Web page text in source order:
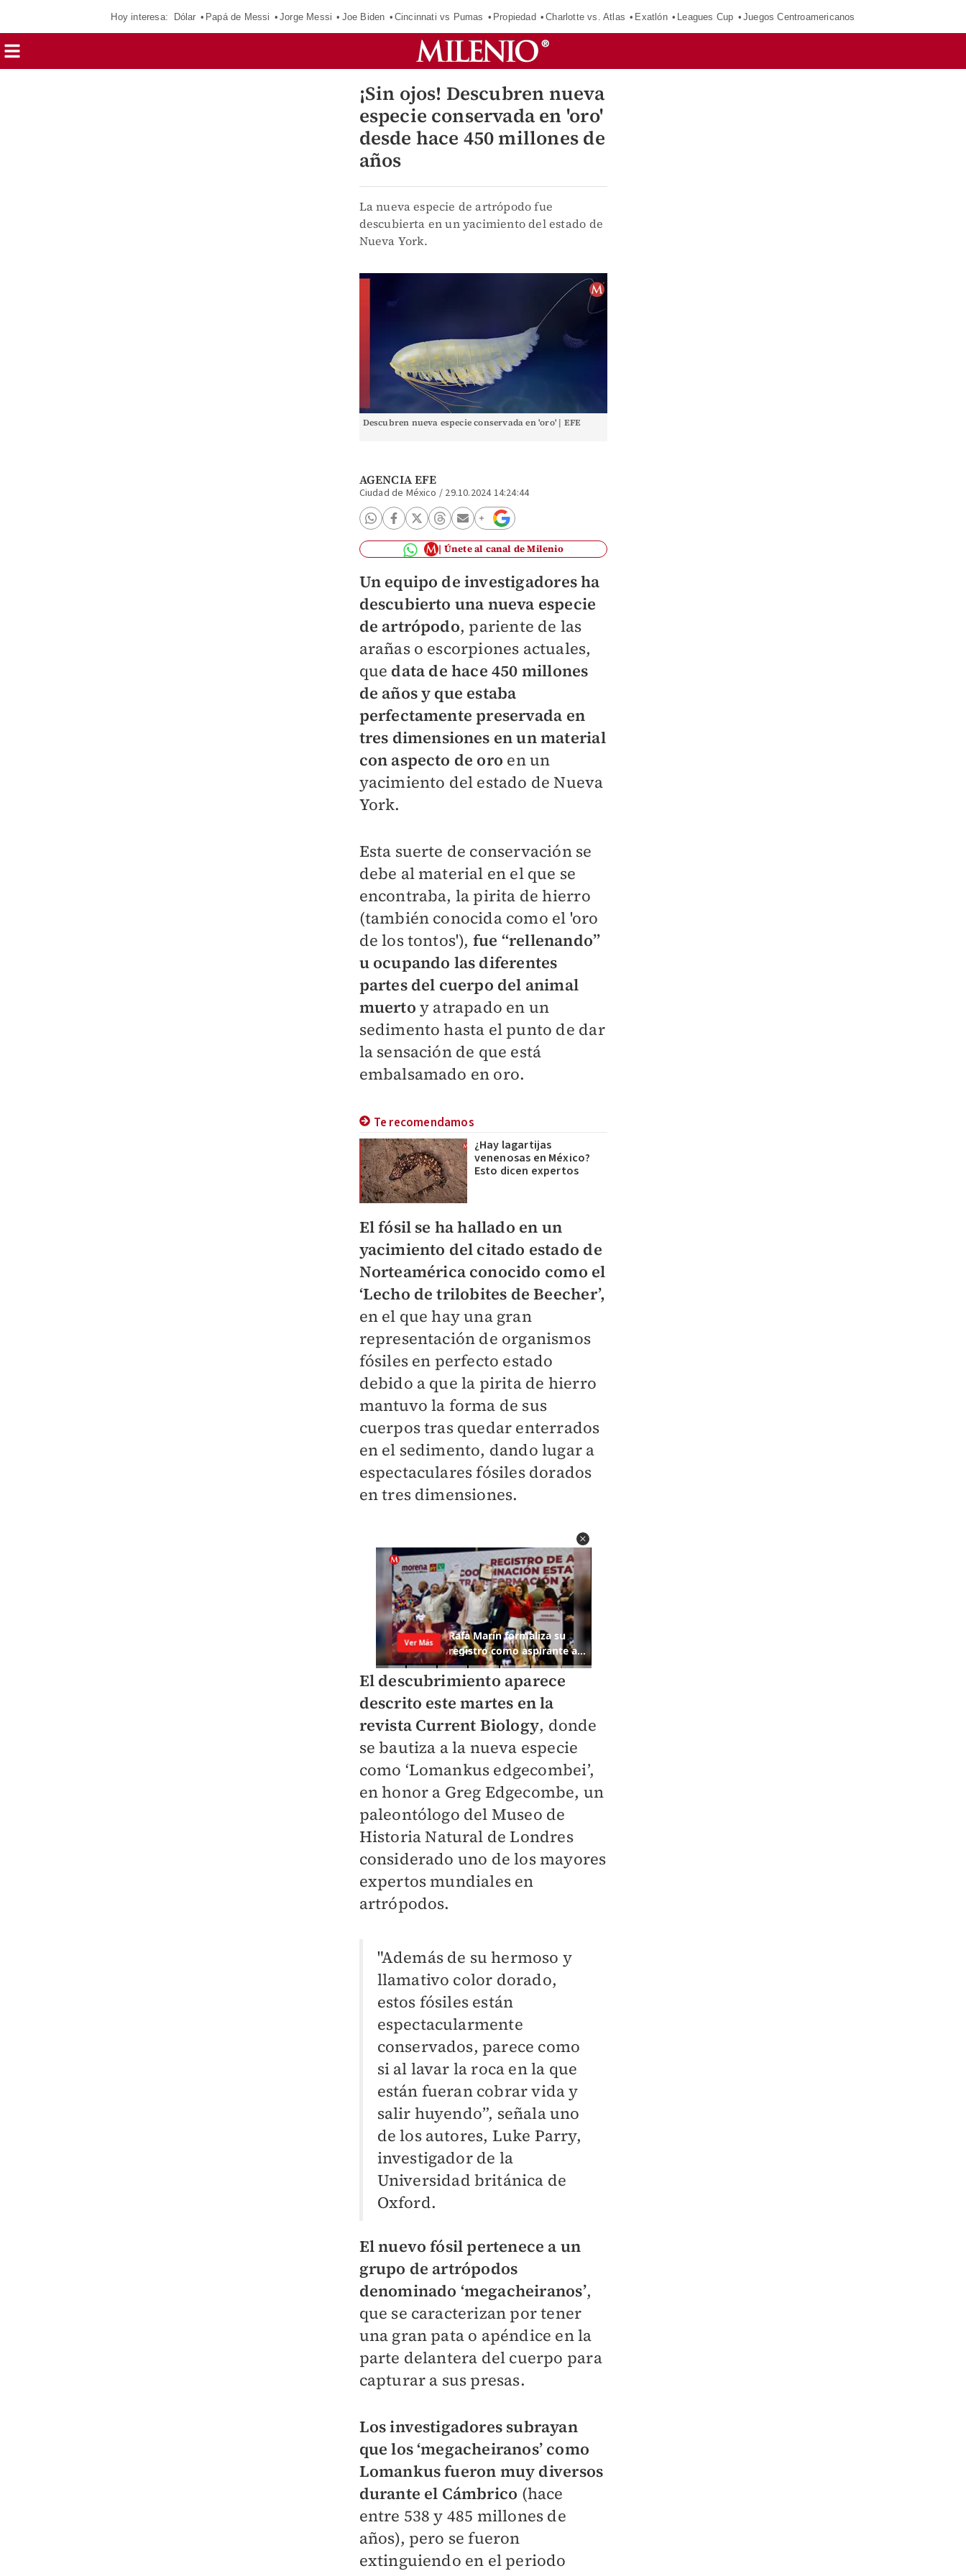
Hoy interesa: Dólar Papá de Messi Jorge Messi Joe Biden Cincinnati vs Pumas Propiedad Charlotte vs. Atlas Exatlón Leagues Cup Juegos Centroamericanos
¡Sin ojos! Descubren nueva
especie conservada en 'oro'
desde hace 450 millones de
años
La nueva especie de artrópodo fue
descubierta en un yacimiento del estado de
Nueva York.
Descubren nueva especie conservada en 'oro' | EFE
AGENCIA EFE
Ciudad de México / 29.10.2024 14:24:44
Únete al canal de Milenio
Un equipo de investigadores ha
descubierto una nueva especie
de artrópodo, pariente de las
arañas o escorpiones actuales,
que data de hace 450 millones
de años y que estaba
perfectamente preservada en
tres dimensiones en un material
con aspecto de oro en un
yacimiento del estado de Nueva
York.
Esta suerte de conservación se
debe al material en el que se
encontraba, la pirita de hierro
(también conocida como el 'oro
de los tontos'), fue “rellenando”
u ocupando las diferentes
partes del cuerpo del animal
muerto y atrapado en un
sedimento hasta el punto de dar
la sensación de que está
embalsamado en oro.
Te recomendamos
¿Hay lagartijas
venenosas en México?
Esto dicen expertos
El fósil se ha hallado en un
yacimiento del citado estado de
Norteamérica conocido como el
‘Lecho de trilobites de Beecher’,
en el que hay una gran
representación de organismos
fósiles en perfecto estado
debido a que la pirita de hierro
mantuvo la forma de sus
cuerpos tras quedar enterrados
en el sedimento, dando lugar a
espectaculares fósiles dorados
en tres dimensiones.
El descubrimiento aparece
descrito este martes en la
revista Current Biology, donde
se bautiza a la nueva especie
como ‘Lomankus edgecombei’,
en honor a Greg Edgecombe, un
paleontólogo del Museo de
Historia Natural de Londres
considerado uno de los mayores
expertos mundiales en
artrópodos.
"Además de su hermoso y
llamativo color dorado,
estos fósiles están
espectacularmente
conservados, parece como
si al lavar la roca en la que
están fueran cobrar vida y
salir huyendo”, señala uno
de los autores, Luke Parry,
investigador de la
Universidad británica de
Oxford.
El nuevo fósil pertenece a un
grupo de artrópodos
denominado ‘megacheiranos’,
que se caracterizan por tener
una gran pata o apéndice en la
parte delantera del cuerpo para
capturar a sus presas.
Los investigadores subrayan
que los ‘megacheiranos’ como
Lomankus fueron muy diversos
durante el Cámbrico (hace
entre 538 y 485 millones de
años), pero se fueron
extinguiendo en el periodo